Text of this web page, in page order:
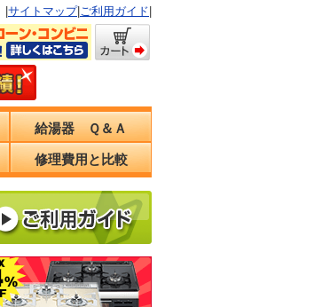
サイトマップ| ご利用ガイド
給湯器 Ｑ＆Ａ
修理費用と比較